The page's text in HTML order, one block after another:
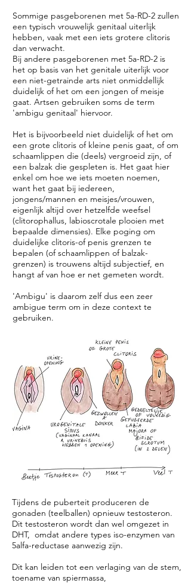
Sommige pasgeborenen met 5a-RD-2 zullen
een typisch vrouwelijk genitaal uiterlijk
hebben, vaak met een iets grotere clitoris
dan verwacht.
Bij andere pasgeborenen met 5a-RD-2 is
het op basis van het genitale uiterlijk voor
een niet-getrainde arts niet onmiddellijk
duidelijk of het om een jongen of meisje
gaat. Artsen gebruiken soms de term
'ambigu genitaal' hiervoor.
Het is bijvoorbeeld niet duidelijk of het om
een grote clitoris of kleine penis gaat, of om
schaamlippen die (deels) vergroeid zijn, of
een balzak die gespleten is. Het gaat hier
enkel om hoe we iets moeten noemen,
want het gaat bij iedereen,
jongens/mannen en meisjes/vrouwen,
eigenlijk altijd over hetzelfde weefsel
(clitorophallus, labioscrotale plooien met
bepaalde dimensies). Elke poging om
duidelijke clitoris-of penis grenzen te
bepalen (of schaamlippen of balzak-
grenzen) is trouwens altijd subjectief, en
hangt af van hoe er net gemeten wordt.
'Ambigu' is daarom zelf dus een zeer
ambigue term om in deze context te
gebruiken.
Tijdens de puberteit produceren de
gonaden (teelballen) opnieuw testosteron.
Dit testosteron wordt dan wel omgezet in
DHT, omdat andere types iso-enzymen van
5alfa-reductase aanwezig zijn.
Dit kan leiden tot een verlaging van de stem,
toename van spiermassa,